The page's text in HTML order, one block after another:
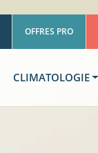
OFFRES PRO
CLIMATOLOGIE